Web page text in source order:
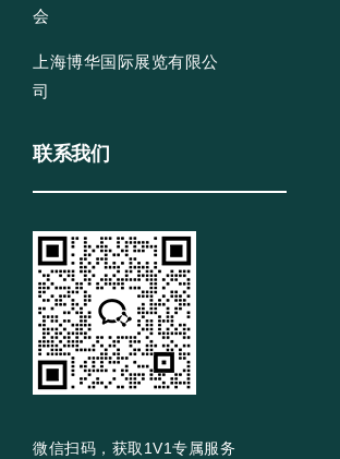
会
上海博华国际展览有限公
司
联系我们
微信扫码，获取1V1专属服务